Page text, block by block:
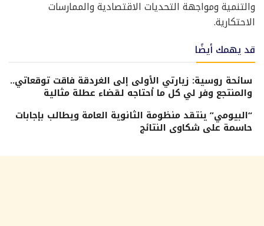
والتنمية ومواجهة التحديات الاقتصادية والممارسات
الاحتكارية.
قد يهمك أيضًا
سائحة روسية: زيارتي الأولى إلى الغردقة فاقت توقعاتي..
والمنتجع وفر لي كل ما أحتاجه لقضاء عطلة مثالية
“البيومي” ينتقد منظومة الثانوية العامة ويطالب بإجابات
حاسمة على شكاوى النتائج